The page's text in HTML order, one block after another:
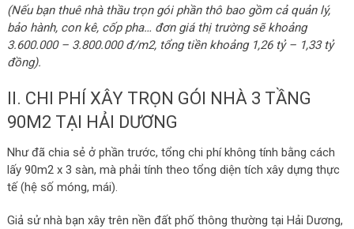
(Nếu bạn thuê nhà thầu trọn gói phần thô bao gồm cả quản lý,
bảo hành, con kê, cốp pha… đơn giá thị trường sẽ khoảng
3.600.000 – 3.800.000 đ/m2, tổng tiền khoảng 1,26 tỷ – 1,33 tỷ
đồng).
II. CHI PHÍ XÂY TRỌN GÓI NHÀ 3 TẦNG
90M2 TẠI HẢI DƯƠNG
Như đã chia sẻ ở phần trước, tổng chi phí không tính bằng cách
lấy 90m2 x 3 sàn, mà phải tính theo tổng diện tích xây dựng thực
tế (hệ số móng, mái).
Giả sử nhà bạn xây trên nền đất phố thông thường tại Hải Dương,